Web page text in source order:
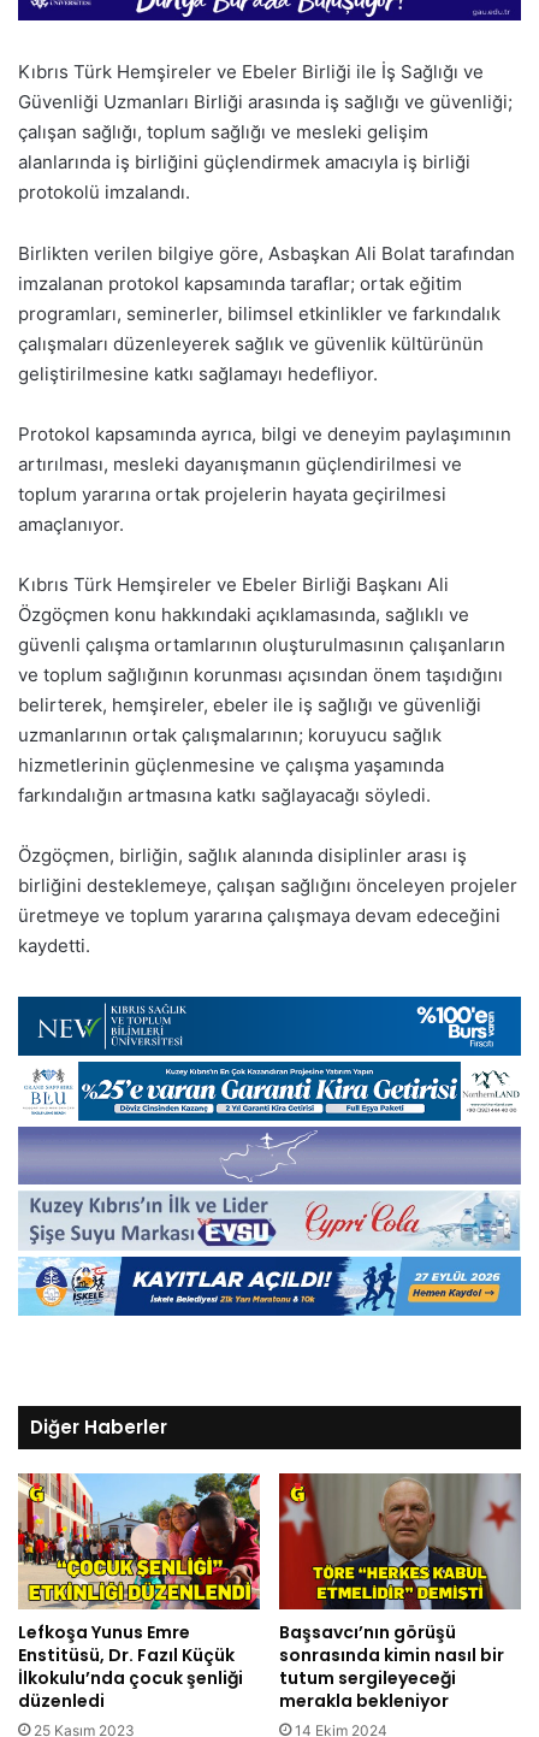
Kıbrıs Türk Hemşireler ve Ebeler Birliği ile İş Sağlığı ve
Güvenliği Uzmanları Birliği arasında iş sağlığı ve güvenliği;
çalışan sağlığı, toplum sağlığı ve mesleki gelişim
alanlarında iş birliğini güçlendirmek amacıyla iş birliği
protokolü imzalandı.
Birlikten verilen bilgiye göre, Asbaşkan Ali Bolat tarafından
imzalanan protokol kapsamında taraflar; ortak eğitim
programları, seminerler, bilimsel etkinlikler ve farkındalık
çalışmaları düzenleyerek sağlık ve güvenlik kültürünün
geliştirilmesine katkı sağlamayı hedefliyor.
Protokol kapsamında ayrıca, bilgi ve deneyim paylaşımının
artırılması, mesleki dayanışmanın güçlendirilmesi ve
toplum yararına ortak projelerin hayata geçirilmesi
amaçlanıyor.
Kıbrıs Türk Hemşireler ve Ebeler Birliği Başkanı Ali
Özgöçmen konu hakkındaki açıklamasında, sağlıklı ve
güvenli çalışma ortamlarının oluşturulmasının çalışanların
ve toplum sağlığının korunması açısından önem taşıdığını
belirterek, hemşireler, ebeler ile iş sağlığı ve güvenliği
uzmanlarının ortak çalışmalarının; koruyucu sağlık
hizmetlerinin güçlenmesine ve çalışma yaşamında
farkındalığın artmasına katkı sağlayacağı söyledi.
Özgöçmen, birliğin, sağlık alanında disiplinler arası iş
birliğini desteklemeye, çalışan sağlığını önceleyen projeler
üretmeye ve toplum yararına çalışmaya devam edeceğini
kaydetti.
Diğer Haberler
Lefkoşa Yunus Emre
Enstitüsü, Dr. Fazıl Küçük
İlkokulu’nda çocuk şenliği
düzenledi
25 Kasım 2023
Başsavcı’nın görüşü
sonrasında kimin nasıl bir
tutum sergileyeceği
merakla bekleniyor
14 Ekim 2024